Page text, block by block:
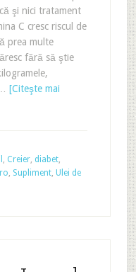
şi nici tratament
C cresc riscul de
prea multe
fără să ştie
[Citeşte mai
, Creier, diabet,
, Supliment, Ulei de